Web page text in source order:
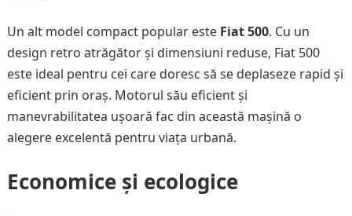
Un alt model compact popular este Fiat 500. Cu un
design retro atrăgător și dimensiuni reduse, Fiat 500
este ideal pentru cei care doresc să se deplaseze rapid și
eficient prin oraș. Motorul său eficient și
manevrabilitatea ușoară fac din această mașină o
alegere excelentă pentru viața urbană.
Economice și ecologice